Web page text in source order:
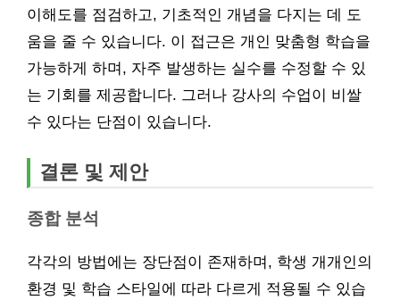
이해도를 점검하고, 기초적인 개념을 다지는 데 도
움을 줄 수 있습니다. 이 접근은 개인 맞춤형 학습을
가능하게 하며, 자주 발생하는 실수를 수정할 수 있
는 기회를 제공합니다. 그러나 강사의 수업이 비쌀
수 있다는 단점이 있습니다.
결론 및 제안
종합 분석
각각의 방법에는 장단점이 존재하며, 학생 개개인의
환경 및 학습 스타일에 따라 다르게 적용될 수 있습